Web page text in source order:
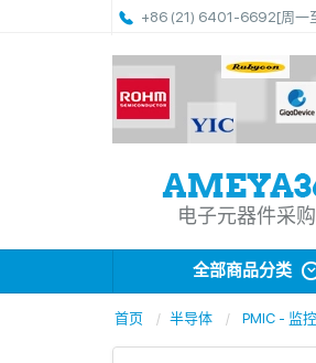
+86 (21) 6401-6692[周一
电子元器件采
全部商品分类
首页 半导体 PMIC - 监